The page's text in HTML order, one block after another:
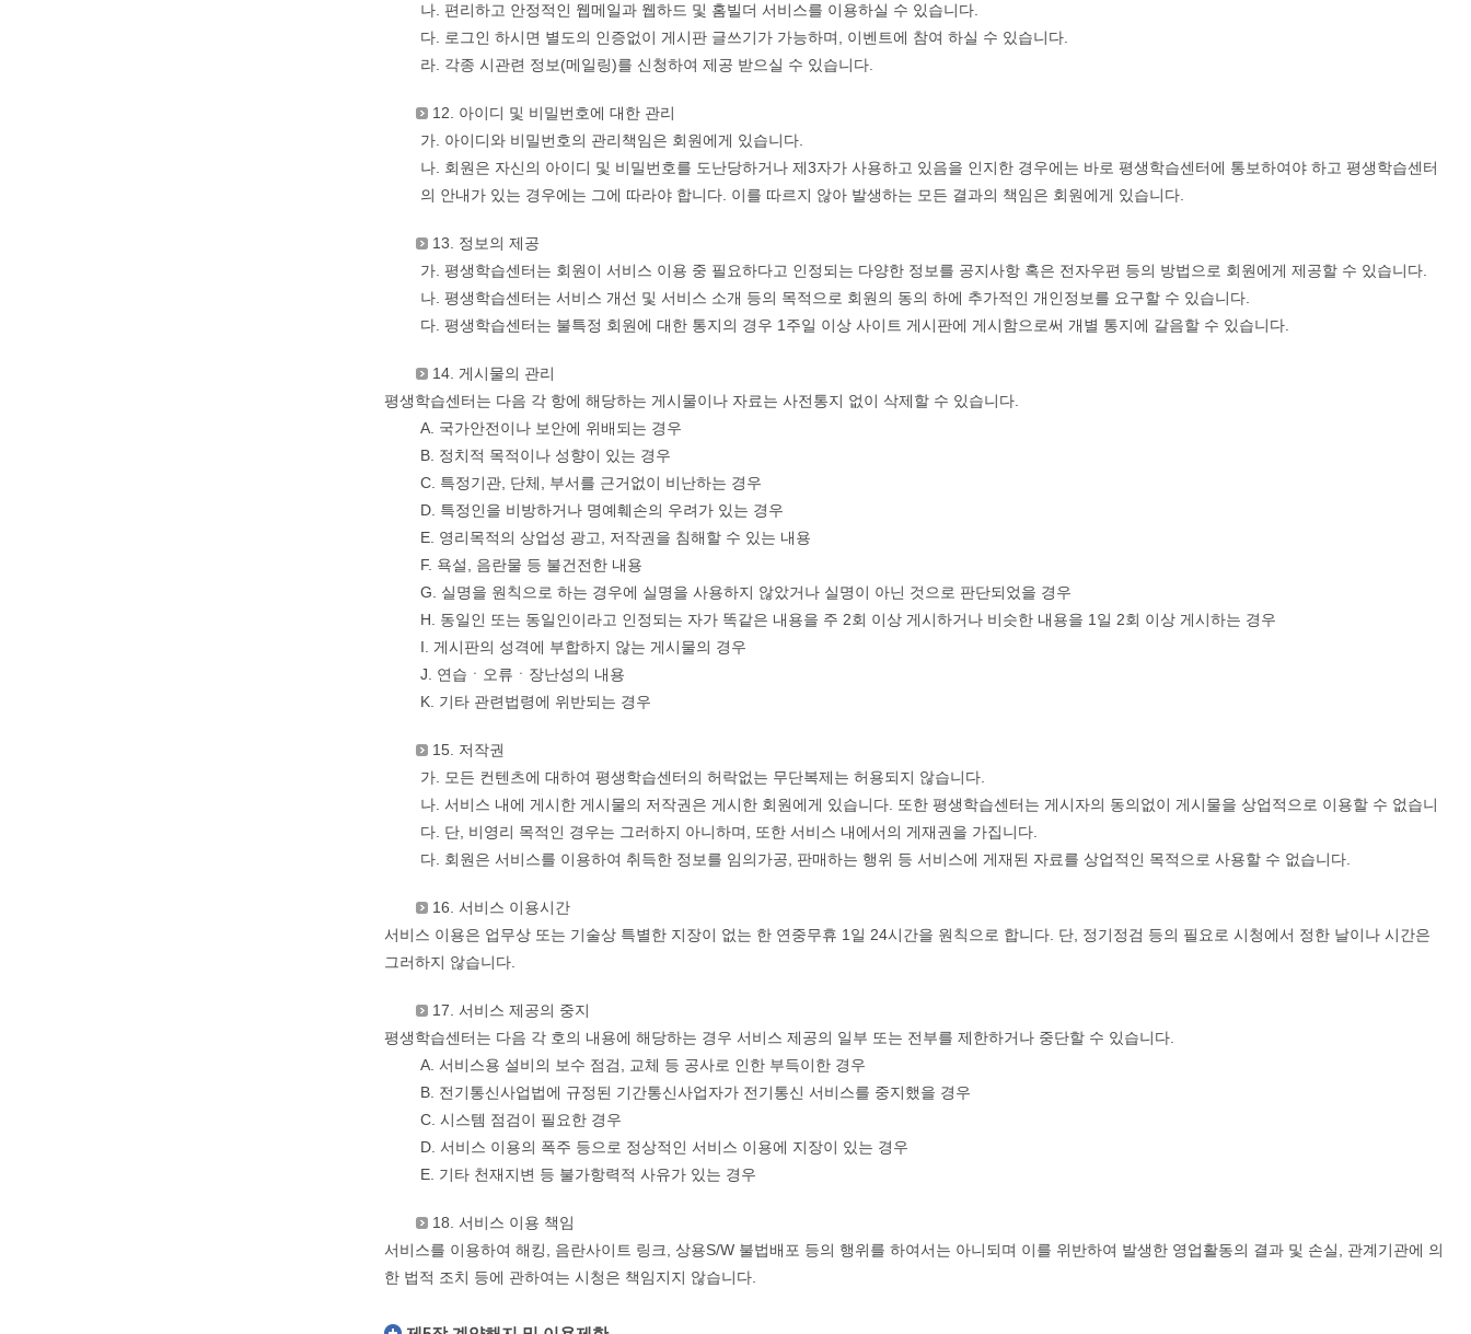
나. 편리하고 안정적인 웹메일과 웹하드 및 홈빌더 서비스를 이용하실 수 있습니다.
다. 로그인 하시면 별도의 인증없이 게시판 글쓰기가 가능하며, 이벤트에 참여 하실 수 있습니다.
라. 각종 시관련 정보(메일링)를 신청하여 제공 받으실 수 있습니다.
12. 아이디 및 비밀번호에 대한 관리
가. 아이디와 비밀번호의 관리책임은 회원에게 있습니다.
나. 회원은 자신의 아이디 및 비밀번호를 도난당하거나 제3자가 사용하고 있음을 인지한 경우에는 바로 평생학습센터에 통보하여야 하고 평생학습센터
의 안내가 있는 경우에는 그에 따라야 합니다. 이를 따르지 않아 발생하는 모든 결과의 책임은 회원에게 있습니다.
13. 정보의 제공
가. 평생학습센터는 회원이 서비스 이용 중 필요하다고 인정되는 다양한 정보를 공지사항 혹은 전자우편 등의 방법으로 회원에게 제공할 수 있습니다.
나. 평생학습센터는 서비스 개선 및 서비스 소개 등의 목적으로 회원의 동의 하에 추가적인 개인정보를 요구할 수 있습니다.
다. 평생학습센터는 불특정 회원에 대한 통지의 경우 1주일 이상 사이트 게시판에 게시함으로써 개별 통지에 갈음할 수 있습니다.
14. 게시물의 관리
평생학습센터는 다음 각 항에 해당하는 게시물이나 자료는 사전통지 없이 삭제할 수 있습니다.
A. 국가안전이나 보안에 위배되는 경우
B. 정치적 목적이나 성향이 있는 경우
C. 특정기관, 단체, 부서를 근거없이 비난하는 경우
D. 특정인을 비방하거나 명예훼손의 우려가 있는 경우
E. 영리목적의 상업성 광고, 저작권을 침해할 수 있는 내용
F. 욕설, 음란물 등 불건전한 내용
G. 실명을 원칙으로 하는 경우에 실명을 사용하지 않았거나 실명이 아닌 것으로 판단되었을 경우
H. 동일인 또는 동일인이라고 인정되는 자가 똑같은 내용을 주 2회 이상 게시하거나 비슷한 내용을 1일 2회 이상 게시하는 경우
I. 게시판의 성격에 부합하지 않는 게시물의 경우
J. 연습ㆍ오류ㆍ장난성의 내용
K. 기타 관련법령에 위반되는 경우
15. 저작권
가. 모든 컨텐츠에 대하여 평생학습센터의 허락없는 무단복제는 허용되지 않습니다.
나. 서비스 내에 게시한 게시물의 저작권은 게시한 회원에게 있습니다. 또한 평생학습센터는 게시자의 동의없이 게시물을 상업적으로 이용할 수 없습니
다. 단, 비영리 목적인 경우는 그러하지 아니하며, 또한 서비스 내에서의 게재권을 가집니다.
다. 회원은 서비스를 이용하여 취득한 정보를 임의가공, 판매하는 행위 등 서비스에 게재된 자료를 상업적인 목적으로 사용할 수 없습니다.
16. 서비스 이용시간
서비스 이용은 업무상 또는 기술상 특별한 지장이 없는 한 연중무휴 1일 24시간을 원칙으로 합니다. 단, 정기정검 등의 필요로 시청에서 정한 날이나 시간은
그러하지 않습니다.
17. 서비스 제공의 중지
평생학습센터는 다음 각 호의 내용에 해당하는 경우 서비스 제공의 일부 또는 전부를 제한하거나 중단할 수 있습니다.
A. 서비스용 설비의 보수 점검, 교체 등 공사로 인한 부득이한 경우
B. 전기통신사업법에 규정된 기간통신사업자가 전기통신 서비스를 중지했을 경우
C. 시스템 점검이 필요한 경우
D. 서비스 이용의 폭주 등으로 정상적인 서비스 이용에 지장이 있는 경우
E. 기타 천재지변 등 불가항력적 사유가 있는 경우
18. 서비스 이용 책임
서비스를 이용하여 해킹, 음란사이트 링크, 상용S/W 불법배포 등의 행위를 하여서는 아니되며 이를 위반하여 발생한 영업활동의 결과 및 손실, 관계기관에 의
한 법적 조치 등에 관하여는 시청은 책임지지 않습니다.